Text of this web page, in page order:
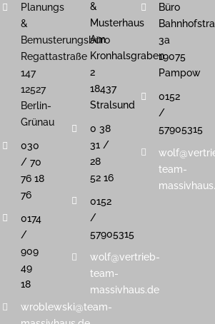
Planungs
&
Bemusterungsbüro
Regattastraße
147
12527
Berlin-
Grünau
030
/ 70
76 18
76
0174
/
909
49
18
wroblewski@team-
&
Musterhaus
Am
Kronhalsgraben
2
18437
Stralsund
0 38
31 /
28
52 16
0152
/
57905315
wolf@vertrieb-
team-
massivhaus.de
Büro
3a
19075
Pampow
0152
/
57905315
team-